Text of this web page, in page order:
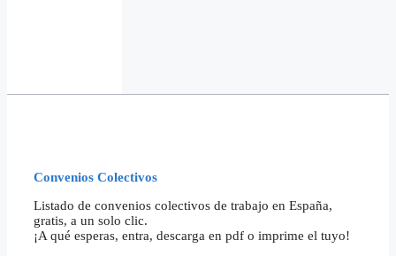
Convenios Colectivos
Listado de convenios colectivos de trabajo en España,
gratis, a un solo clic.
¡A qué esperas, entra, descarga en pdf o imprime el tuyo!